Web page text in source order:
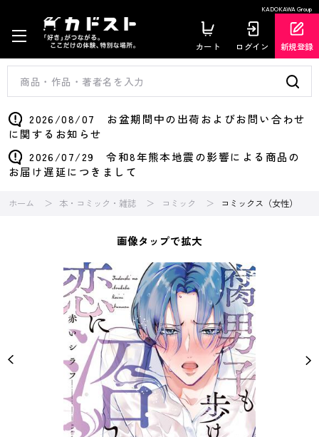
KADOKAWA Group
カート ログイン 新規登録
2026/08/07 お盆期間中の出荷およびお問い合わせ
に関するお知らせ
2026/07/29 令和8年熊本地震の影響による商品の
お届け遅延につきまして
ホーム 本・コミック・雑誌 コミック コミックス（女性）
画像タップで拡大